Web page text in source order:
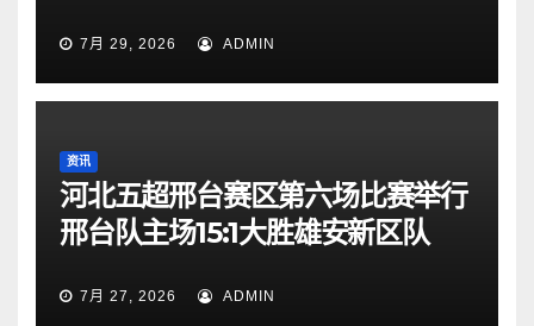
7月 29, 2026 ADMIN
资讯
河北五超邢台赛区第六场比赛举行
邢台队主场15:1大胜雄安新区队
7月 27, 2026 ADMIN